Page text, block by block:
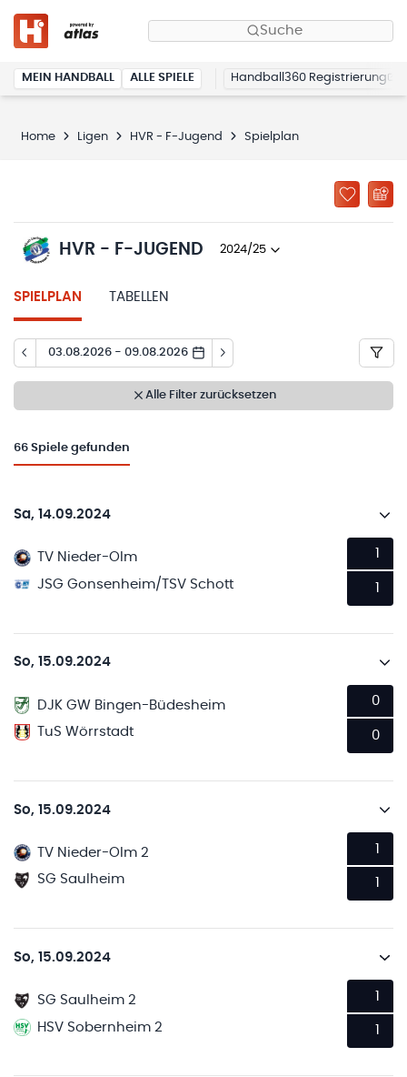
Suche
MEIN HANDBALL ALLE SPIELE Handball360 Registrierung
Home Ligen HVR - F-Jugend Spielplan
HVR - F-JUGEND 2024/25
SPIELPLAN TABELLEN
03.08.2026 - 09.08.2026
Alle Filter zurücksetzen
66 Spiele gefunden
Sa, 14.09.2024
TV Nieder-Olm
JSG Gonsenheim/TSV Schott
1
So, 15.09.2024
DJK GW Bingen-Büdesheim
TuS Wörrstadt
0
0
So, 15.09.2024
TV Nieder-Olm 2
SG Saulheim
1
So, 15.09.2024
SG Saulheim 2
HSV Sobernheim 2